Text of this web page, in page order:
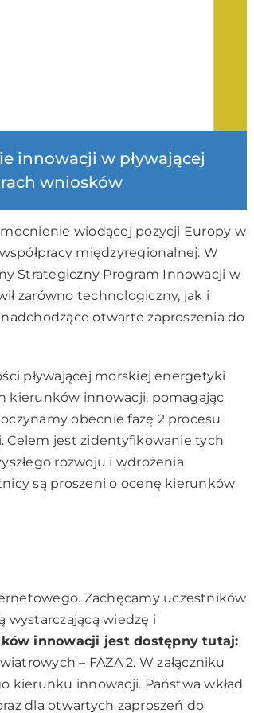
innowacji w pływającej
wniosków
wiodącej pozycji Europy w
międzyregionalnej. W
Strategiczny Program Innowacji w
zarówno technologiczny, jak i
otwarte zaproszenia do
pływającej morskiej energetyki
kierunków innowacji, pomagając
obecnie fazę 2 procesu
jest zidentyfikowanie tych
rozwoju i wdrożenia
są proszeni o ocenę kierunków
Zachęcamy uczestników
wystarczającą wiedzę i
innowacji jest dostępny tutaj:
– FAZA 2. W załączniku
kierunku innowacji. Państwa wkład
dla otwartych zaproszeń do